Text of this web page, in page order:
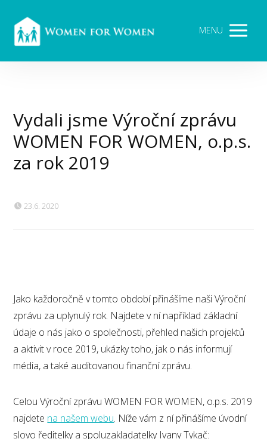
MENU
Vydali jsme Výroční zprávu
WOMEN FOR WOMEN, o.p.s.
za rok 2019
23.6. 2020
Jako každoročně v tomto období přinášíme naši Výroční
zprávu za uplynulý rok. Najdete v ní například základní
údaje o nás jako o společnosti, přehled našich projektů
a aktivit v roce 2019, ukázky toho, jak o nás informují
média, a také auditovanou finanční zprávu.
Celou Výroční zprávu WOMEN FOR WOMEN, o.p.s. 2019
najdete na našem webu. Níže vám z ní přinášíme úvodní
slovo ředitelky a spoluzakladatelky Ivany Tykač: